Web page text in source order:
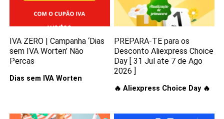
IVA ZERO | Campanha ‘Dias
sem IVA Worten’ Não
Percas
Dias sem IVA Worten
PREPARA-TE para os
Desconto Aliexpress Choice
Day [ 31 Jul ate 7 de Ago
2026 ]
🔥 Aliexpress Choice Day 🔥